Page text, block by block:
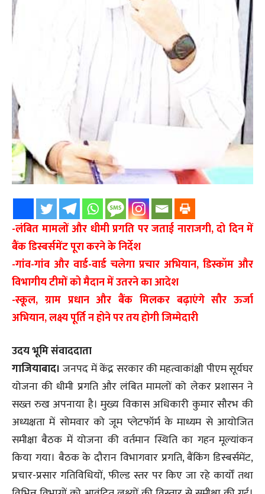
-लंबित मामलों और धीमी प्रगति पर जताई नाराजगी, दो दिन में
बैंक डिस्बर्समेंट पूरा करने के निर्देश
-गांव-गांव और वार्ड-वार्ड चलेगा प्रचार अभियान, डिस्कॉम और
विभागीय टीमों को मैदान में उतरने का आदेश
-स्कूल, ग्राम प्रधान और बैंक मिलकर बढ़ाएंगे सौर ऊर्जा
अभियान, लक्ष्य पूर्ति न होने पर तय होगी जिम्मेदारी
उदय भूमि संवाददाता
गाजियाबाद। जनपद में केंद्र सरकार की महत्वाकांक्षी पीएम सूर्यघर
योजना की धीमी प्रगति और लंबित मामलों को लेकर प्रशासन ने
सख्त रुख अपनाया है। मुख्य विकास अधिकारी कुमार सौरभ की
अध्यक्षता में सोमवार को जूम प्लेटफॉर्म के माध्यम से आयोजित
समीक्षा बैठक में योजना की वर्तमान स्थिति का गहन मूल्यांकन
किया गया। बैठक के दौरान विभागवार प्रगति, बैंकिंग डिस्बर्समेंट,
प्रचार-प्रसार गतिविधियों, फील्ड स्तर पर किए जा रहे कार्यों तथा